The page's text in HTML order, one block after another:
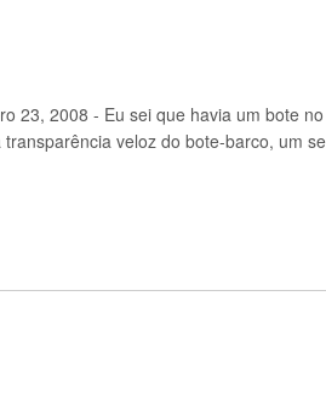
23, 2008 - Eu sei que havia um bote
veloz do bote-barco, um